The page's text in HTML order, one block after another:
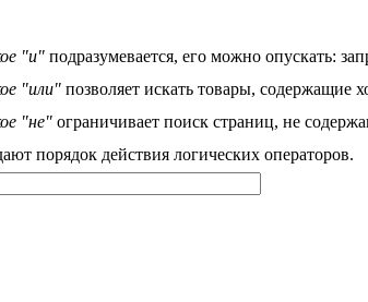
"и" подразумевается, его можно опускать:
"или" позволяет искать товары, содержащие
"не" ограничивает поиск страниц, не
порядок действия логических операторов.